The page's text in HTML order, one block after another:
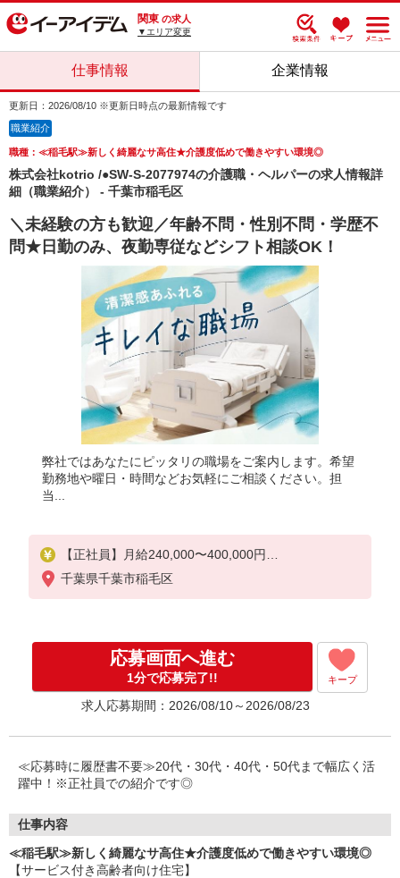
関東 の求人
▼エリア変更
仕事情報 企業情報
更新日：2026/08/10 ※更新日時点の最新情報です
職業紹介
職種：≪稲毛駅≫新しく綺麗なサ高住★介護度低めで働きやすい環境◎
株式会社kotrio /●SW-S-2077974の介護職・ヘルパーの求人情報詳
細（職業紹介） - 千葉市稲毛区
＼未経験の方も歓迎／年齢不問・性別不問・学歴不
問★日勤のみ、夜勤専従などシフト相談OK！
弊社ではあなたにピッタリの職場をご案内します。希望
勤務地や曜日・時間などお気軽にご相談ください。担
当...
【正社員】月給240,000〜400,000円
・基本給：200,000円〜220,000円
・資格手当：10,000〜30,000円
有資格により変動）
・固定残業手当：20,000円（10時間）
※固定残業時間を超過する場合には超過勤務手当と
して別途支給
・夜勤手当：10,000円/1回（上記給与とは別に支給
下記資格をお持ちの方歓迎
・認知症介護基礎研修
・初任者研修
・介護福祉士 など
千葉県千葉市稲毛区
応募画面へ進む
1分で応募完了!! キープ
求人応募期間：2026/08/10～2026/08/23
≪応募時に履歴書不要≫20代・30代・40代・50代まで幅広く活
躍中！※正社員での紹介です◎
仕事内容
≪稲毛駅≫新しく綺麗なサ高住★介護度低めで働きやすい環境◎
【サービス付き高齢者向け住宅】